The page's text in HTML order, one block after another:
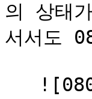
의 상태
서서도